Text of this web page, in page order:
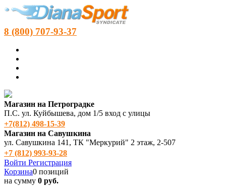
8 (800) 707-93-37
Магазин на Петроградке
П.С. ул. Куйбышева, дом 1/5 вход с улицы
+7(812) 498‑15-39
Магазин на Савушкина
ул. Савушкина 141, ТК "Меркурий" 2 этаж, 2-507
+7 (812) 993-93-28
Войти Регистрация
Корзина0 позиций
на сумму 0 руб.